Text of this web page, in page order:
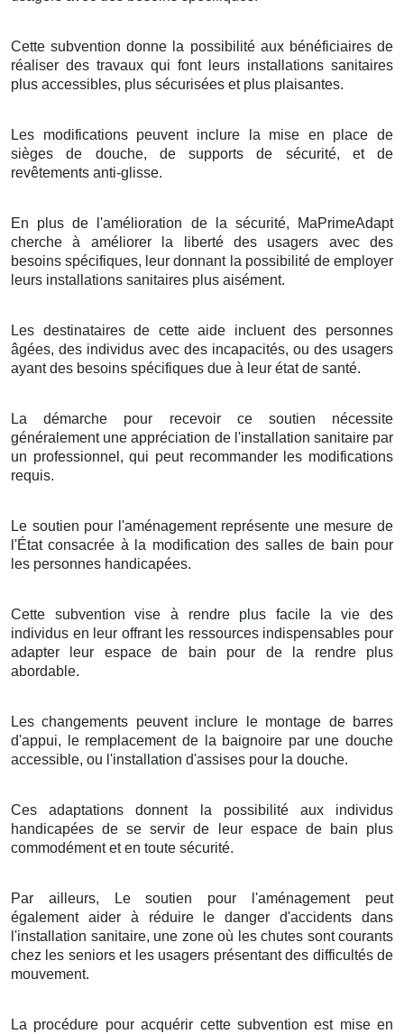
Cette subvention donne la possibilité aux bénéficiaires de
réaliser des travaux qui font leurs installations sanitaires
plus accessibles, plus sécurisées et plus plaisantes.
Les modifications peuvent inclure la mise en place de
sièges de douche, de supports de sécurité, et de
revêtements anti-glisse.
En plus de l'amélioration de la sécurité, MaPrimeAdapt
cherche à améliorer la liberté des usagers avec des
besoins spécifiques, leur donnant la possibilité de employer
leurs installations sanitaires plus aisément.
Les destinataires de cette aide incluent des personnes
âgées, des individus avec des incapacités, ou des usagers
ayant des besoins spécifiques due à leur état de santé.
La démarche pour recevoir ce soutien nécessite
généralement une appréciation de l'installation sanitaire par
un professionnel, qui peut recommander les modifications
requis.
Le soutien pour l'aménagement représente une mesure de
l'État consacrée à la modification des salles de bain pour
les personnes handicapées.
Cette subvention vise à rendre plus facile la vie des
individus en leur offrant les ressources indispensables pour
adapter leur espace de bain pour de la rendre plus
abordable.
Les changements peuvent inclure le montage de barres
d'appui, le remplacement de la baignoire par une douche
accessible, ou l'installation d'assises pour la douche.
Ces adaptations donnent la possibilité aux individus
handicapées de se servir de leur espace de bain plus
commodément et en toute sécurité.
Par ailleurs, Le soutien pour l'aménagement peut
également aider à réduire le danger d'accidents dans
l'installation sanitaire, une zone où les chutes sont courants
chez les seniors et les usagers présentant des difficultés de
mouvement.
La procédure pour acquérir cette subvention est mise en